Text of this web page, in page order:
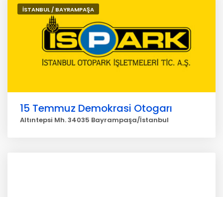
İSTANBUL / BAYRAMPAŞA
15 Temmuz Demokrasi Otogarı
Altıntepsi Mh. 34035 Bayrampaşa/İstanbul